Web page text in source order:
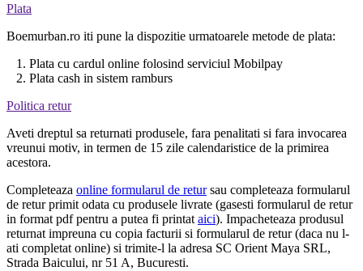
Plata
Boemurban.ro iti pune la dispozitie urmatoarele metode de plata:
1. Plata cu cardul online folosind serviciul Mobilpay
2. Plata cash in sistem ramburs
Politica retur
Aveti dreptul sa returnati produsele, fara penalitati si fara invocarea
vreunui motiv, in termen de 15 zile calendaristice de la primirea
acestora.
Completeaza online formularul de retursau completeaza formularul
de retur primit odata cu produsele livrate (gasesti formularul de retur
in format pdf pentru a putea fi printataici). Impacheteaza produsul
returnat impreuna cu copia facturii si formularul de retur (daca nu l-
ati completat online) si trimite-l la adresa SC Orient Maya SRL,
Strada Baicului, nr 51 A, Bucuresti.